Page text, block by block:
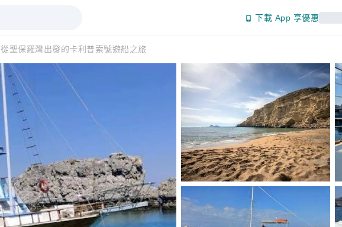
下載 App 享優惠
從聖保羅灣出發的卡利普索號遊船之旅